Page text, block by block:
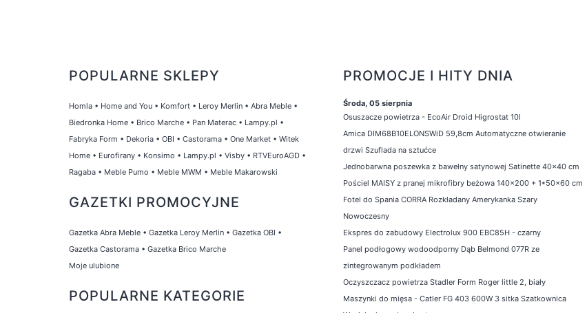
POPULARNE SKLEPY
Homla • Home and You • Komfort • Leroy Merlin • Abra Meble •
Biedronka Home • Brico Marche • Pan Materac • Lampy.pl •
Fabryka Form • Dekoria • OBI • Castorama • One Market • Witek
Home • Eurofirany • Konsimo • Lampy.pl • Visby • RTVEuroAGD •
Ragaba • Meble Pumo • Meble MWM • Meble Makarowski
GAZETKI PROMOCYJNE
Gazetka Abra Meble • Gazetka Leroy Merlin • Gazetka OBI •
Gazetka Castorama • Gazetka Brico Marche
Moje ulubione
POPULARNE KATEGORIE
PROMOCJE I HITY DNIA
Środa, 05 sierpnia
Osuszacze powietrza - EcoAir Droid Higrostat 10l
Amica DIM68B10ELONSWiD 59,8cm Automatyczne otwieranie
drzwi Szuflada na sztućce
Jednobarwna poszewka z bawełny satynowej Satinette 40x40 cm
Pościel MAISY z pranej mikrofibry beżowa 140x200 + 1*50x60 cm
Fotel do Spania CORRA Rozkładany Amerykanka Szary
Nowoczesny
Ekspres do zabudowy Electrolux 900 EBC85H - czarny
Panel podłogowy wodoodporny Dąb Belmond 077R ze
zintegrowanym podkładem
Oczyszczacz powietrza Stadler Form Roger little 2, biały
Maszynki do mięsa - Catler FG 403 600W 3 sitka Szatkownica